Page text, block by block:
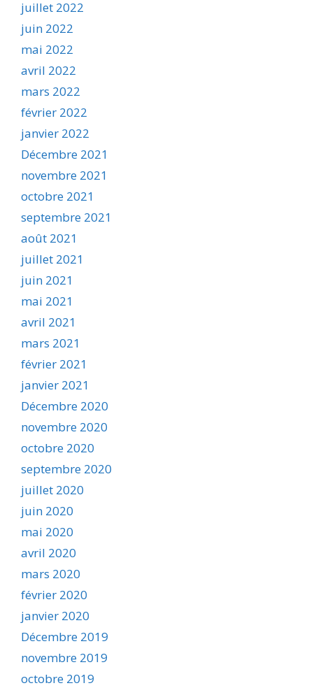
juillet 2022
juin 2022
mai 2022
avril 2022
mars 2022
février 2022
janvier 2022
Décembre 2021
novembre 2021
octobre 2021
septembre 2021
août 2021
juillet 2021
juin 2021
mai 2021
avril 2021
mars 2021
février 2021
janvier 2021
Décembre 2020
novembre 2020
octobre 2020
septembre 2020
juillet 2020
juin 2020
mai 2020
avril 2020
mars 2020
février 2020
janvier 2020
Décembre 2019
novembre 2019
octobre 2019